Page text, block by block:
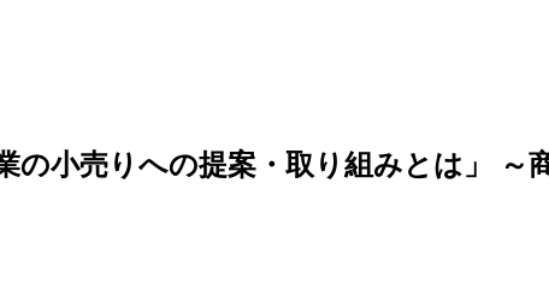
の小売りへの提案・取り組みとは」 ～